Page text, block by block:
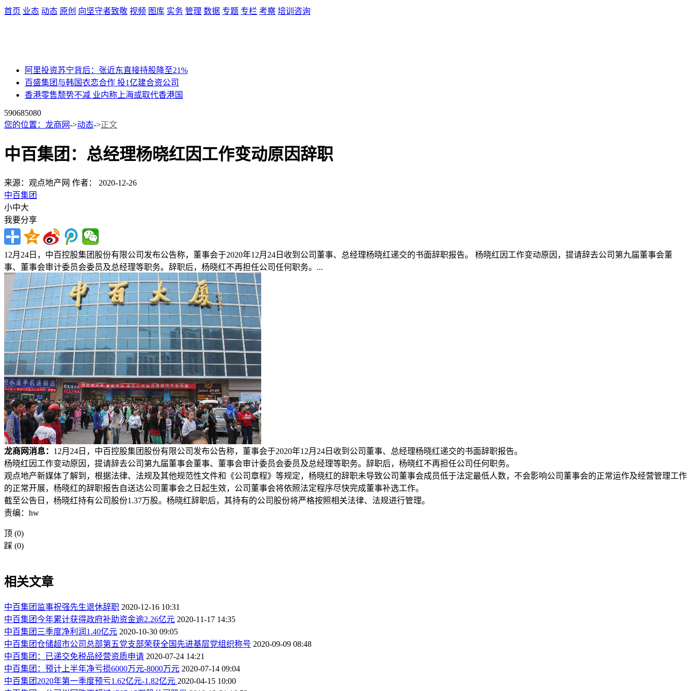
首页 业态 动态 原创 向坚守者致敬 视频 图库 实务 管理 数据 专题 专栏 考察 培训咨询
阿里投资苏宁背后：张近东直接持股降至21%
百盛集团与韩国衣恋合作 投1亿建合资公司
香港零售颓势不减 业内称上海或取代香港国
590685080
您的位置： 龙商网->动态->正文
中百集团：总经理杨晓红因工作变动原因辞职
来源：观点地产网 作者：
2020-12-26
中百集团
小中大
我要分享
12月24日，中百控股集团股份有限公司发布公告称，董事会于2020年12月24日收到公司董事、总经理杨晓红递交的书面辞职报告。 杨晓红因工作变动原因，提请辞去公司第九届董事会董
事、董事会审计委员会委员及总经理等职务。辞职后，杨晓红不再担任公司任何职务。...
龙商网消息： 12月24日，中百控股集团股份有限公司发布公告称，董事会于2020年12月24日收到公司董事、总经理杨晓红递交的书面辞职报告。
杨晓红因工作变动原因，提请辞去公司第九届董事会董事、董事会审计委员会委员及总经理等职务。辞职后，杨晓红不再担任公司任何职务。
观点地产新媒体了解到，根据法律、法规及其他规范性文件和《公司章程》等规定，杨晓红的辞职未导致公司董事会成员低于法定最低人数，不会影响公司董事会的正常运作及经营管理工作
的正常开展，杨晓红的辞职报告自送达公司董事会之日起生效，公司董事会将依照法定程序尽快完成董事补选工作。
截至公告日，杨晓红持有公司股份1.37万股。杨晓红辞职后，其持有的公司股份将严格按照相关法律、法规进行管理。
责编：hw
顶 (0)
踩 (0)
相关文章
中百集团监事祝强先生退休辞职 2020-12-16 10:31
中百集团今年累计获得政府补助资金逾2.26亿元 2020-11-17 14:35
中百集团三季度净利润1.40亿元 2020-10-30 09:05
中百集团仓储超市公司总部第五党支部荣获全国先进基层党组织称号 2020-09-09 08:48
中百集团：已递交免税品经营资质申请 2020-07-24 14:21
中百集团：预计上半年净亏损6000万元-8000万元 2020-07-14 09:04
中百集团2020年第一季度预亏1.62亿元-1.82亿元 2020-04-15 10:00